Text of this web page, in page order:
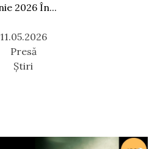
2026 În...
11.05.2026
Presă
Știri